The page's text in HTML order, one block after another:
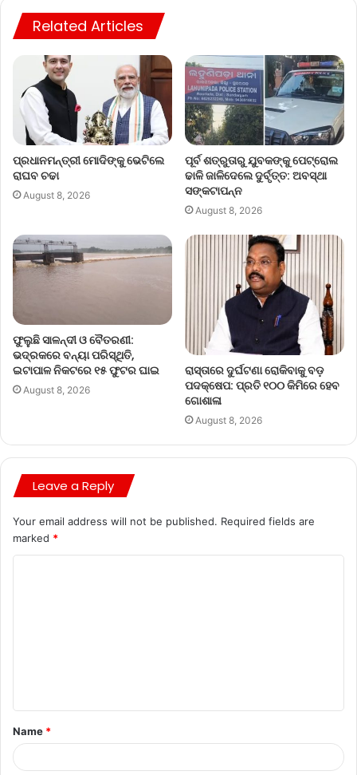
Related Articles
ପ୍ରଧାନମନ୍ତ୍ରୀ ମୋଦିଙ୍କୁ ଭେଟିଲେ
ରାଘବ ଚଢା
August 8, 2026
ପୂର୍ବ ଶତ୍ରୁତାରୁ ଯୁବକଙ୍କୁ ପେଟ୍ରୋଲ
ଢାଳି ଜାଳିଦେଲେ ଦୁର୍ବୃତ୍ତ: ଅବସ୍ଥା
ସଙ୍କଟାପନ୍ନ
August 8, 2026
ଫୁଲୁଛି ସାଳନ୍ଦୀ ଓ ବୈତରଣୀ:
ଭଦ୍ରକରେ ବନ୍ୟା ପରିସ୍ଥିତି,
ଇଟାପାଳ ନିକଟରେ ୧୫ ଫୁଟର ଘାଇ
August 8, 2026
ରାସ୍ତାରେ ଦୁର୍ଘଟଣା ରୋକିବାକୁ ବଡ଼
ପଦକ୍ଷେପ: ପ୍ରତି ୧୦୦ କିମିରେ ହେବ
ଗୋଶାଳା
August 8, 2026
Leave a Reply
Your email address will not be published. Required fields are
marked *
Name *